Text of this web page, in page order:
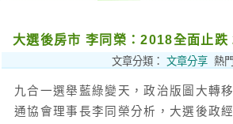
大選後房市 李同榮：2018全面止跌
文章分類： 文章分享 熱
九合一選舉藍綠變天，政治版圖大轉
通協會理事長李同榮分析，大選後政